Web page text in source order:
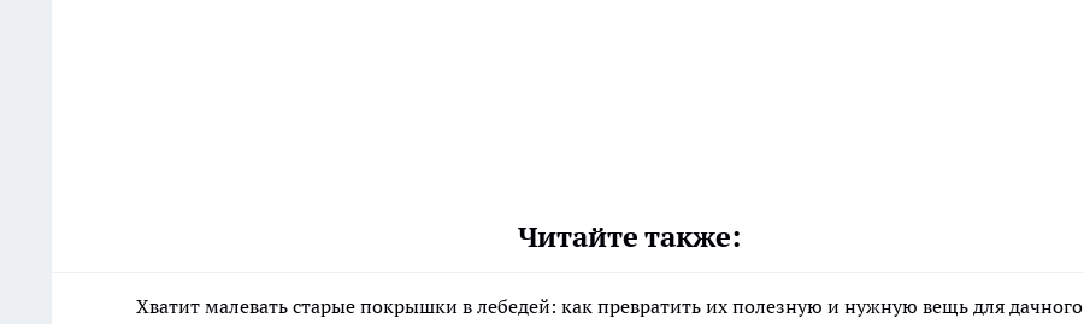
Читайте также:
Хватит малевать старые покрышки в лебедей: как превратить их полезную и нужную вещь для дачного